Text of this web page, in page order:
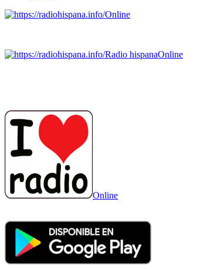
Online
Radio hispanaOnline
Online